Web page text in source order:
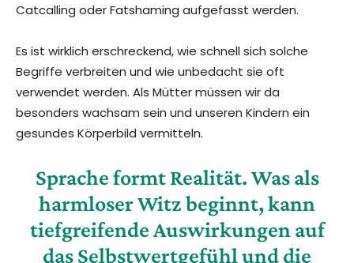
Catcalling oder Fatshaming aufgefasst werden.
Es ist wirklich erschreckend, wie schnell sich solche
Begriffe verbreiten und wie unbedacht sie oft
verwendet werden. Als Mütter müssen wir da
besonders wachsam sein und unseren Kindern ein
gesundes Körperbild vermitteln.
Sprache formt Realität. Was als
harmloser Witz beginnt, kann
tiefgreifende Auswirkungen auf
das Selbstwertgefühl und die